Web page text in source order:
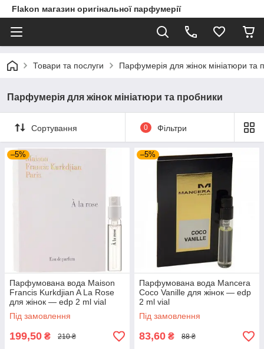
Flakon магазин оригінальної парфумерії
Товари та послуги Парфумерія для жінок мініатюри та
Парфумерія для жінок мініатюри та пробники
Сортування 0 Фільтри
–5%
Парфумована вода Maison
Francis Kurkdjian A La Rose
для жінок — edp 2 ml vial
Під замовлення
199,50 ₴ 210 ₴
–5%
Парфумована вода Mancera
Coco Vanille для жінок — edp
2 ml vial
Під замовлення
83,60 ₴ 88 ₴